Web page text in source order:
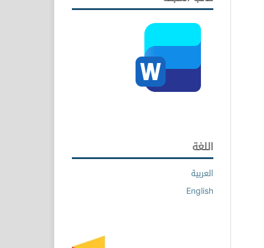
اللغة
العربية
English